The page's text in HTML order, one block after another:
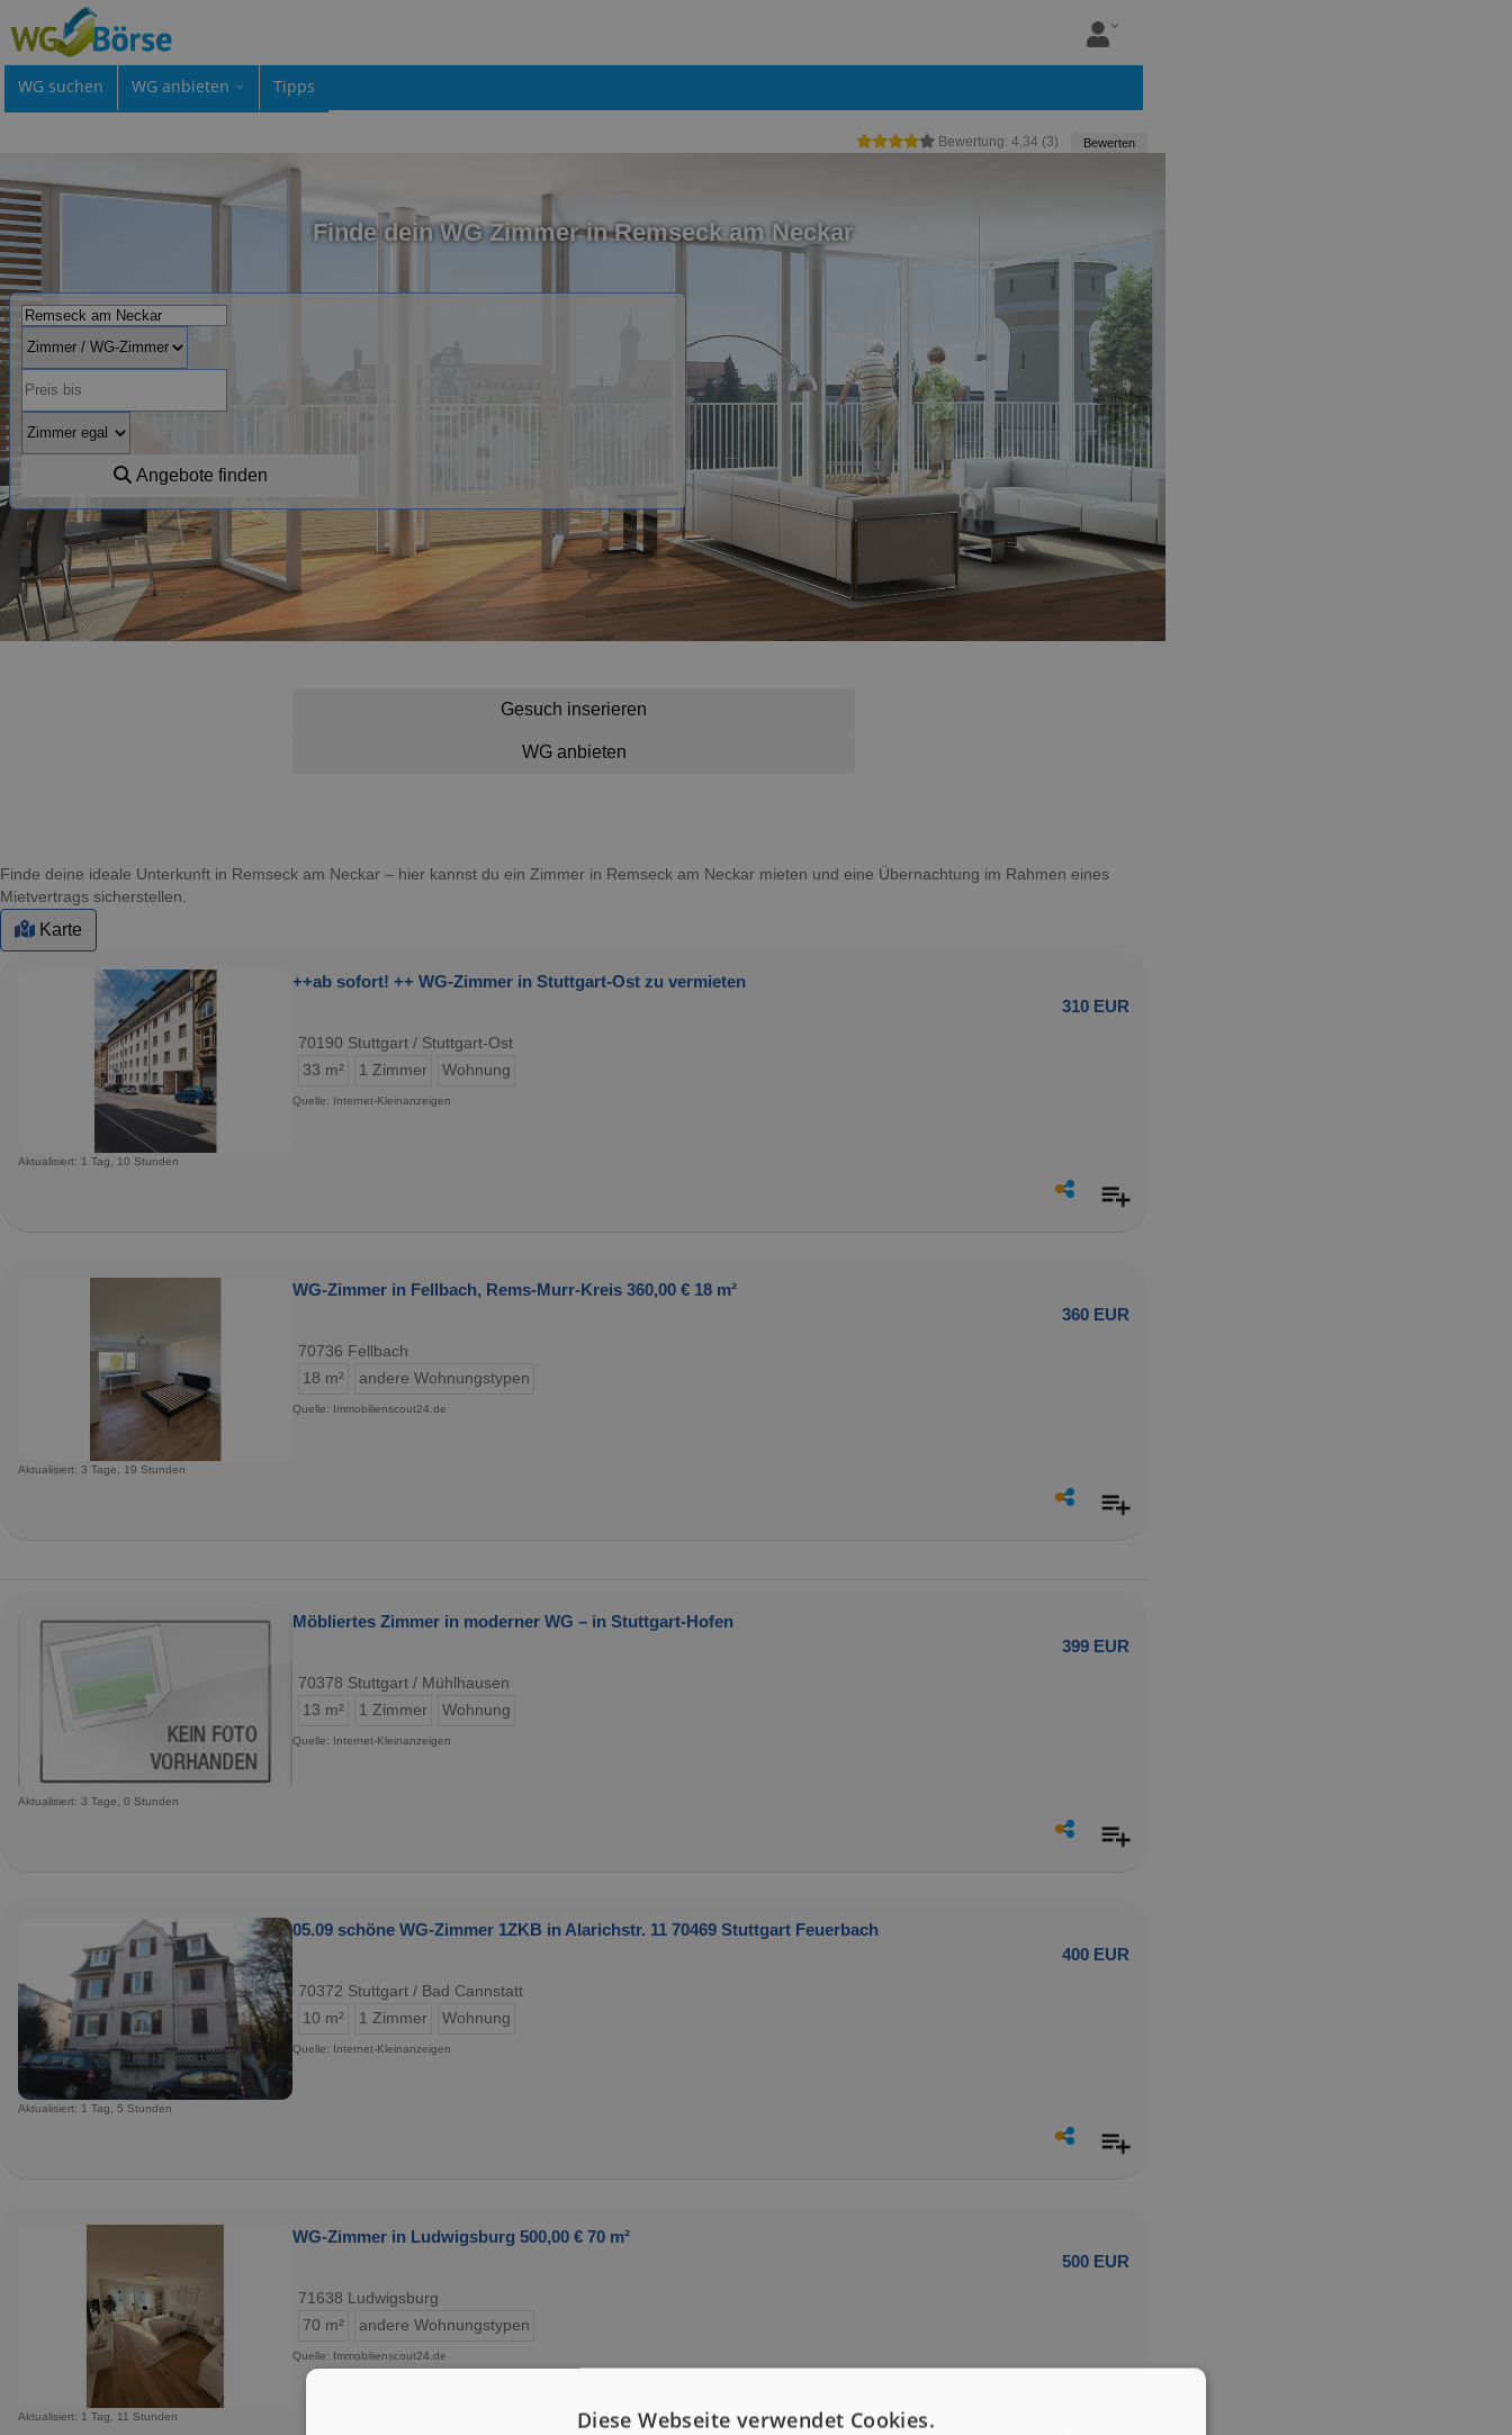
WG suchen WG anbieten Tipps
Bewertung: 4,34 (3) Bewerten
Finde dein WG Zimmer in Remseck am Neckar
Angebote finden
Gesuch inserieren
WG anbieten
Finde deine ideale Unterkunft in Remseck am Neckar – hier kannst du ein Zimmer in Remseck am Neckar mieten und eine Übernachtung im Rahmen eines
Mietvertrags sicherstellen.
Karte
++ab sofort! ++ WG-Zimmer in Stuttgart-Ost zu vermieten
310 EUR
70190 Stuttgart / Stuttgart-Ost
33 m²
1 Zimmer Wohnung
Quelle: Internet-Kleinanzeigen
Aktualisiert: 1 Tag, 10 Stunden
WG-Zimmer in Fellbach, Rems-Murr-Kreis 360,00 € 18 m²
360 EUR
70736 Fellbach
18 m²
andere Wohnungstypen
Quelle: Immobilienscout24.de
Aktualisiert: 3 Tage, 19 Stunden
Möbliertes Zimmer in moderner WG – in Stuttgart-Hofen
399 EUR
70378 Stuttgart / Mühlhausen
13 m²
1 Zimmer Wohnung
Quelle: Internet-Kleinanzeigen
Aktualisiert: 3 Tage, 0 Stunden
05.09 schöne WG-Zimmer 1ZKB in Alarichstr. 11 70469 Stuttgart Feuerbach
400 EUR
70372 Stuttgart / Bad Cannstatt
10 m²
1 Zimmer Wohnung
Quelle: Internet-Kleinanzeigen
Aktualisiert: 1 Tag, 5 Stunden
WG-Zimmer in Ludwigsburg 500,00 € 70 m²
500 EUR
71638 Ludwigsburg
70 m²
andere Wohnungstypen
Quelle: Immobilienscout24.de
Aktualisiert: 1 Tag, 11 Stunden Diese Webseite verwendet Cookies.